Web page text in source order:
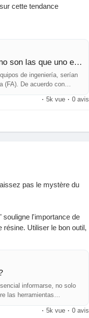
cette tendance
des plus petits acteurs,
projet ou une idée ?
!
que-adoptan-la-impresion-
Las empresas que adoptan la impresión 3D más rápido no son las que uno esperaría
de ingeniería, serían
(FA). De acuerdo con
· 5k vue · 0 avis
pas le mystère du
souligne l'importance de
Utiliser le bon outil,
de l'expérience ! ☕️
en impression 3D.
un chantier après
impeccables. Qui aurait
informarse, no solo
las herramientas
· 5k vue · 0 avis